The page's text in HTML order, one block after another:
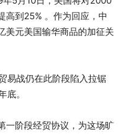
高到25% 。作为回应，中
美元美国输华商品的加征关
易战仍在此阶段陷入拉锯
底。
一阶段经贸协议，为这场旷